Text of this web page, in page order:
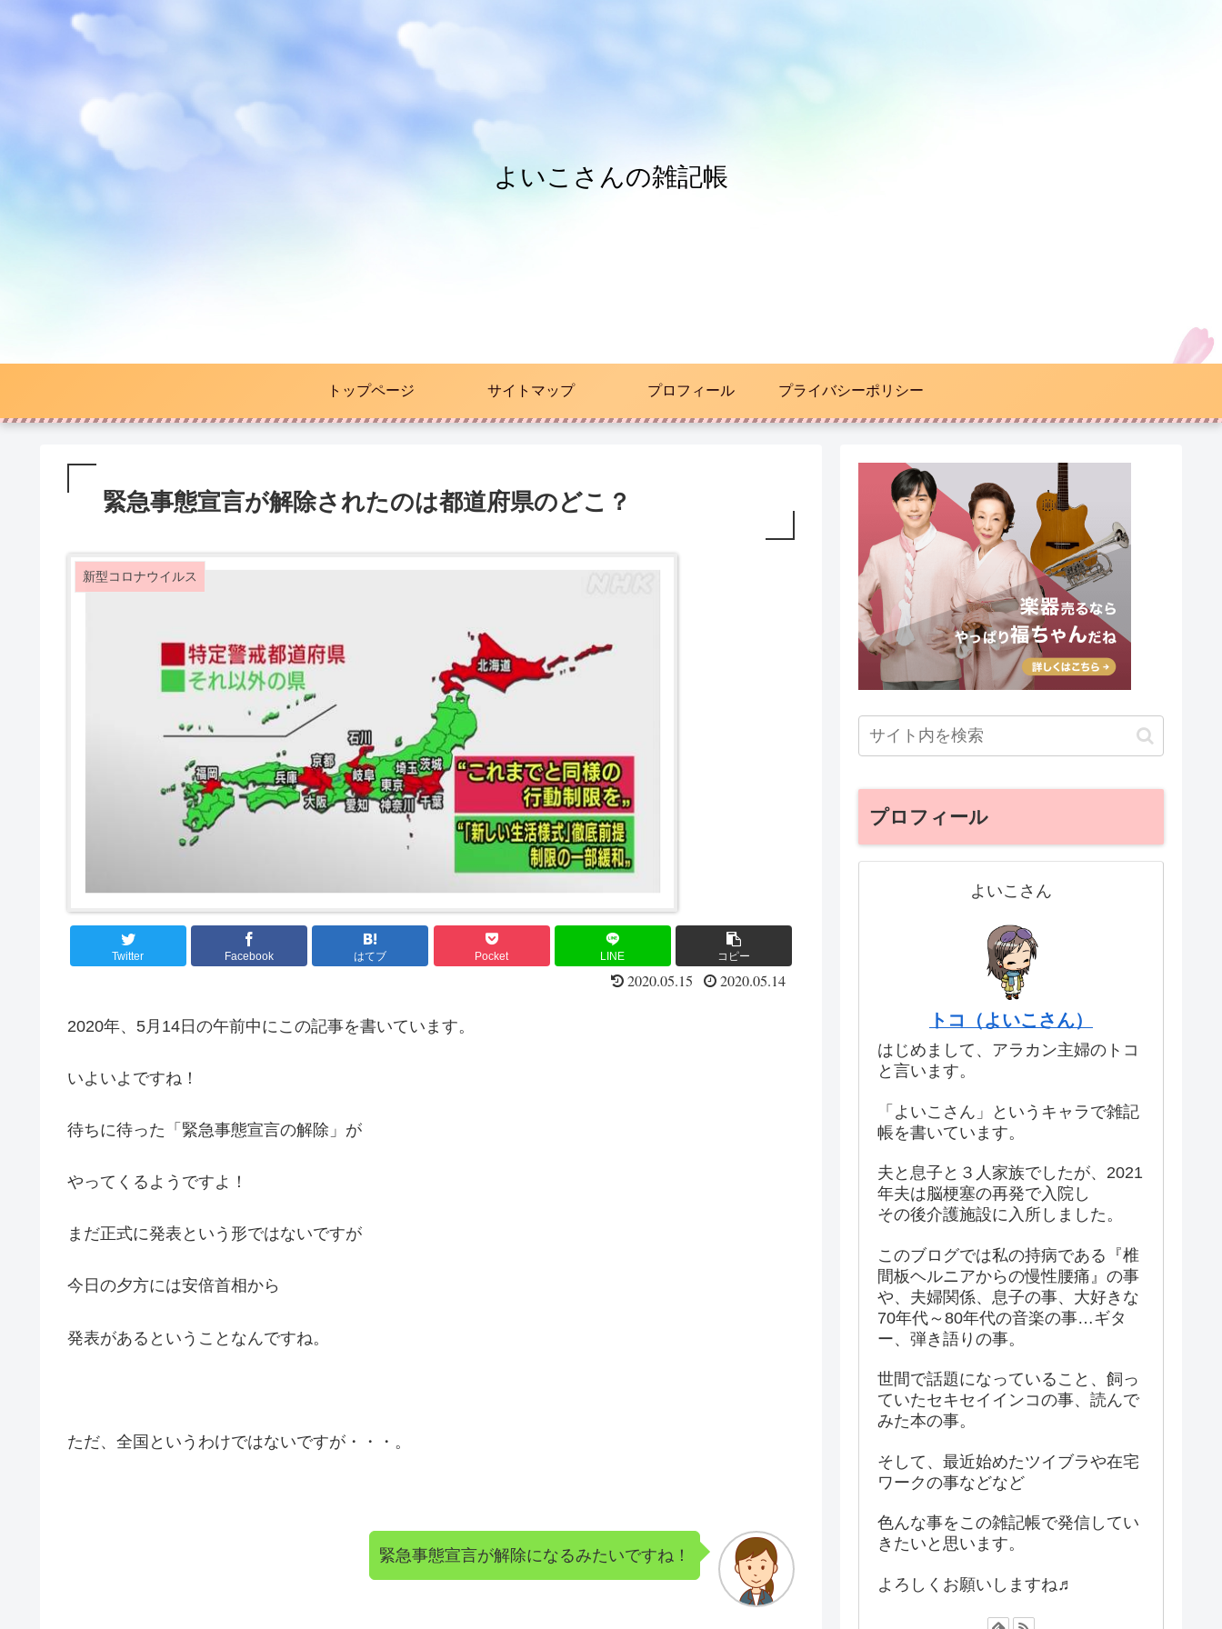
よいこさんの雑記帳
トップページ サイトマップ プロフィール プライバシーポリシー
緊急事態宣言が解除されたのは都道府県のどこ？
新型コロナウイルス
Twitter Facebook はてブ Pocket LINE コピー
2020.05.15 2020.05.14
2020年、5月14日の午前中にこの記事を書いています。
いよいよですね！
待ちに待った「緊急事態宣言の解除」が
やってくるようですよ！
まだ正式に発表という形ではないですが
今日の夕方には安倍首相から
発表があるということなんですね。
ただ、全国というわけではないですが・・・。
緊急事態宣言が解除になるみたいですね！
プロフィール
よいこさん
トコ（よいこさん）
はじめまして、アラカン主婦のトコ
と言います。
「よいこさん」というキャラで雑記
帳を書いています。
夫と息子と３人家族でしたが、2021
年夫は脳梗塞の再発で入院し
その後介護施設に入所しました。
このブログでは私の持病である『椎
間板ヘルニアからの慢性腰痛』の事
や、夫婦関係、息子の事、大好きな
70年代～80年代の音楽の事…ギタ
ー、弾き語りの事。
世間で話題になっていること、飼っ
ていたセキセイインコの事、読んで
みた本の事。
そして、最近始めたツイブラや在宅
ワークの事などなど
色んな事をこの雑記帳で発信してい
きたいと思います。
よろしくお願いしますね♬